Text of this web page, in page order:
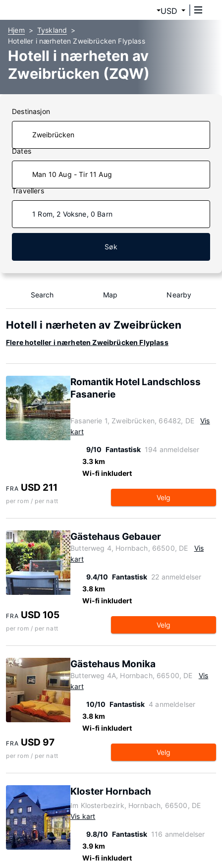
USD
Hjem
Tyskland
Hoteller i nærheten Zweibrücken Flyplass
Hotell i nærheten av
Zweibrücken (ZQW)
Destinasjon
Dates
Man 10 Aug - Tir 11 Aug
Travellers
1 Rom, 2 Voksne, 0 Barn
Søk
Search Map Nearby
Hotell i nærheten av Zweibrücken
Flere hoteller i nærheten Zweibrücken Flyplass
Romantik Hotel Landschloss
Fasanerie
Fasanerie 1, Zweibrücken, 66482, DE
Vis
kart
9/10 Fantastisk 194 anmeldelser
3.3 km
Wi-fi inkludert
FRA USD 211
per rom / per natt Velg
Gästehaus Gebauer
Butterweg 4, Hornbach, 66500, DE
Vis
kart
9.4/10 Fantastisk 22 anmeldelser
3.8 km
Wi-fi inkludert
FRA USD 105
per rom / per natt Velg
Gästehaus Monika
Butterweg 4A, Hornbach, 66500, DE
Vis
kart
10/10 Fantastisk 4 anmeldelser
3.8 km
Wi-fi inkludert
FRA USD 97
per rom / per natt Velg
Kloster Hornbach
Im Klosterbezirk, Hornbach, 66500, DE
Vis kart
9.8/10 Fantastisk 116 anmeldelser
3.9 km
Wi-fi inkludert